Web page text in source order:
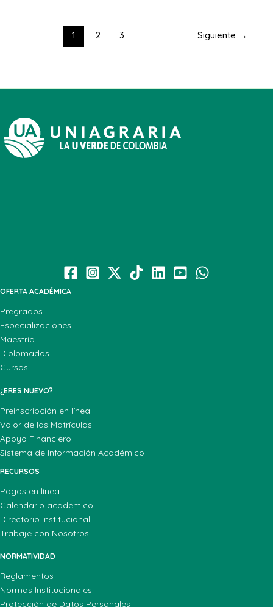
1 2 3 Siguiente →
OFERTA ACADÉMICA
Pregrados
Especializaciones
Maestría
Diplomados
Cursos
¿ERES NUEVO?
Preinscripción en línea
Valor de las Matrículas
Apoyo Financiero
Sistema de Información Académico
RECURSOS
Pagos en línea
Calendario académico
Directorio Institucional
Trabaje con Nosotros
NORMATIVIDAD
Reglamentos
Normas Institucionales
Protección de Datos Personales